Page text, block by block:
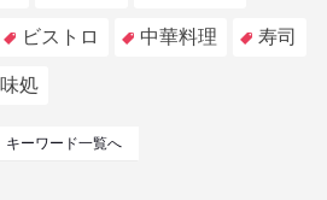
ビストロ 中華料理 寿司
処
キーワード一覧へ